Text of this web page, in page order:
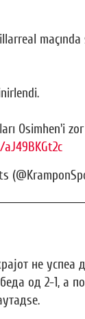
maçında
Osimhen'i
не успеа
од 2-1, а